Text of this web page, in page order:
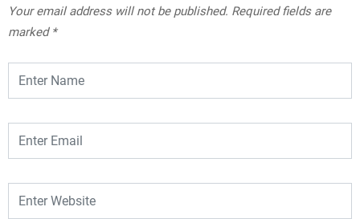
Your email address will not be published. Required fields are
marked *